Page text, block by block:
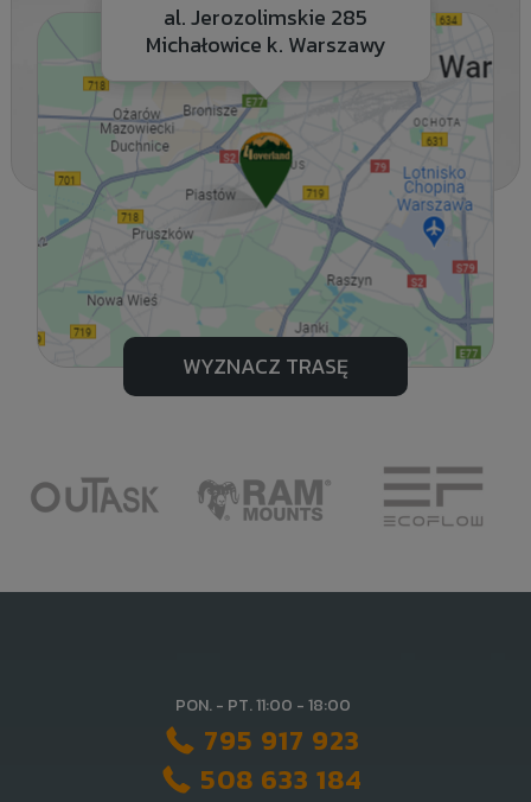
al. Jerozolimskie 285
Michałowice k. Warszawy
WYZNACZ TRASĘ
PON. - PT. 11:00 - 18:00
795 917 923
508 633 184